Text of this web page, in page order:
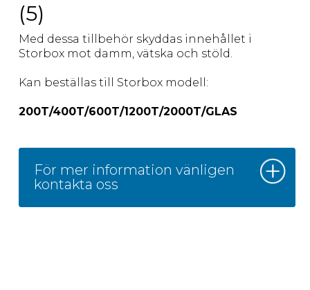
(5)
Med dessa tillbehör skyddas innehållet i
Storbox mot damm, vätska och stöld.
Kan beställas till Storbox modell:
200T/400T/600T/1200T/2000T/GLAS
För mer information vänligen
kontakta oss